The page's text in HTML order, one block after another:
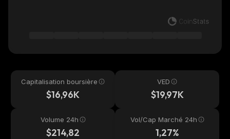
Capitalisation boursière
$16,96K
VED
$19,97K
Volume 24h
$214,82
Vol/Cap Marché 24h
1,27%